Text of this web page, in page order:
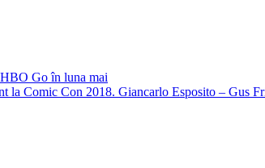
Go în luna mai
la Comic Con 2018. Giancarlo Esposito – Gus